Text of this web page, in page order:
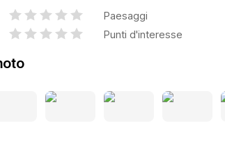
Paesaggi
Punti d'interesse